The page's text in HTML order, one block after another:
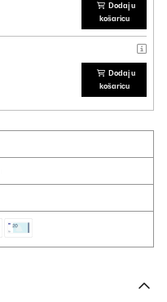
Dodaj u
košaricu
Dodaj u
košaricu